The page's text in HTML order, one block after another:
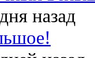
назад